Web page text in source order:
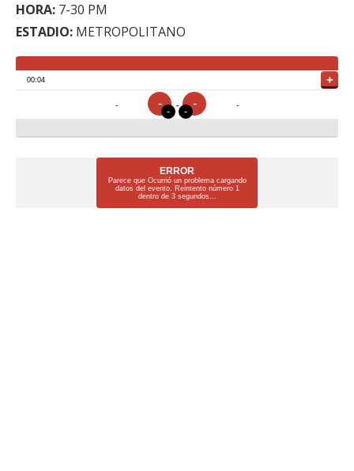
HORA: 7-30 PM
ESTADIO: METROPOLITANO